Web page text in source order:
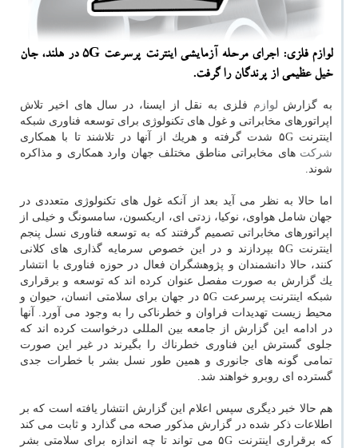
لوازم فلزی: اجرای مرحله آزمایشی اینترنت پرسرعت ۵G در هلند، جان
خیل عظیمی از پرندگان را گرفت.
به گزارش لوازم فلزی به نقل از ایسنا، در سال های اخیر تلاش
اپراتورهای مخابراتی و غول های تكنولوژی برای توسعه فناوری شبكه
اینترنت ۵G شدت گرفته و هریك از آنها در تلاشند تا با همكاری
شركت های مخابراتی مناطق مختلف جهان وارد همكاری و مذاكره
شوند.
اما حالا به نظر می آید بعد از آنكه غول های تكنولوژی متعددی در
جهان شامل هواوی، نوكیا، زدتی ای، اریكسون، سامسونگ و خیلی از
اپراتورهای مخابراتی تصمیم گرفتند كه به توسعه فناوری نسل پنجم
اینترنت ۵G بپردازند و در این خصوص سرمایه گذاری های كلانی
كنند، حالا دانشمندان و پژوهشگران فعال در حوزه فناوری با انتشار
یك گزارش به صورت مفصل عنوان كرده اند كه توسعه و برقراری
شبكه اینترنت پرسرعت ۵G در جهان برای سلامتی انسان، حیوان و
محیط زیست تهدیدات فراوان و خطرناكی را به وجود می آورد. آنها
در ادامه این گزارش از جامعه بین المللی درخواست كرده اند كه
جلوی گسترش این فناوری خطرناك را بگیرند در غیر این صورت
تمامی گونه های جانوری و همین طور نسل بشر با خطرات جدی
گسترده ای روبرو خواهند شد.
هم حالا خبر دیگری سپس اعلام این گزارش انتشار یافته است كه بر
اطلاعات ذكر شده در گزارش مذكور صحه می گذارد و ثابت می كند
كه برقراری اینترنت ۵G می تواند تا چه اندازه برای سلامتی بشر